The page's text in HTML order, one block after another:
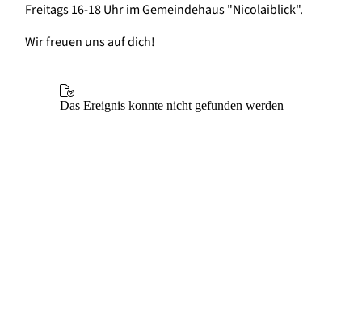
Freitags 16-18 Uhr im Gemeindehaus "Nicolaiblick".
Wir freuen uns auf dich!